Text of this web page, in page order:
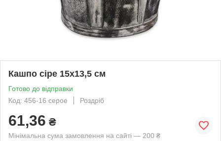
Кашпо сіре 15х13,5 см
Готово до відправки
Код: 456-16 серое
Роздріб
61,36 ₴
Мінімальна сума замовлення на сайті — 200 ₴